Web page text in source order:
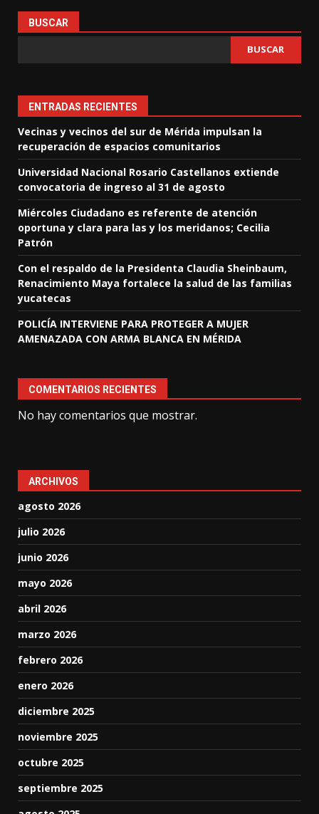
BUSCAR
BUSCAR
ENTRADAS RECIENTES
Vecinas y vecinos del sur de Mérida impulsan la
recuperación de espacios comunitarios
Universidad Nacional Rosario Castellanos extiende
convocatoria de ingreso al 31 de agosto
Miércoles Ciudadano es referente de atención
oportuna y clara para las y los meridanos; Cecilia
Patrón
Con el respaldo de la Presidenta Claudia Sheinbaum,
Renacimiento Maya fortalece la salud de las familias
yucatecas
POLICÍA INTERVIENE PARA PROTEGER A MUJER
AMENAZADA CON ARMA BLANCA EN MÉRIDA
COMENTARIOS RECIENTES
No hay comentarios que mostrar.
ARCHIVOS
agosto 2026
julio 2026
junio 2026
mayo 2026
abril 2026
marzo 2026
febrero 2026
enero 2026
diciembre 2025
noviembre 2025
octubre 2025
septiembre 2025